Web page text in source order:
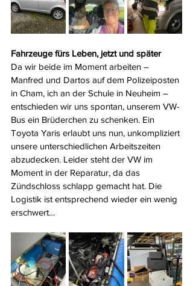
Fahrzeuge fürs Leben, jetzt und später
Da wir beide im Moment arbeiten –
Manfred und Dartos auf dem Polizeiposten
in Cham, ich an der Schule in Neuheim –
entschieden wir uns spontan, unserem VW-
Bus ein Brüderchen zu schenken. Ein
Toyota Yaris erlaubt uns nun, unkompliziert
unsere unterschiedlichen Arbeitszeiten
abzudecken. Leider steht der VW im
Moment in der Reparatur, da das
Zündschloss schlapp gemacht hat. Die
Logistik ist entsprechend wieder ein wenig
erschwert…